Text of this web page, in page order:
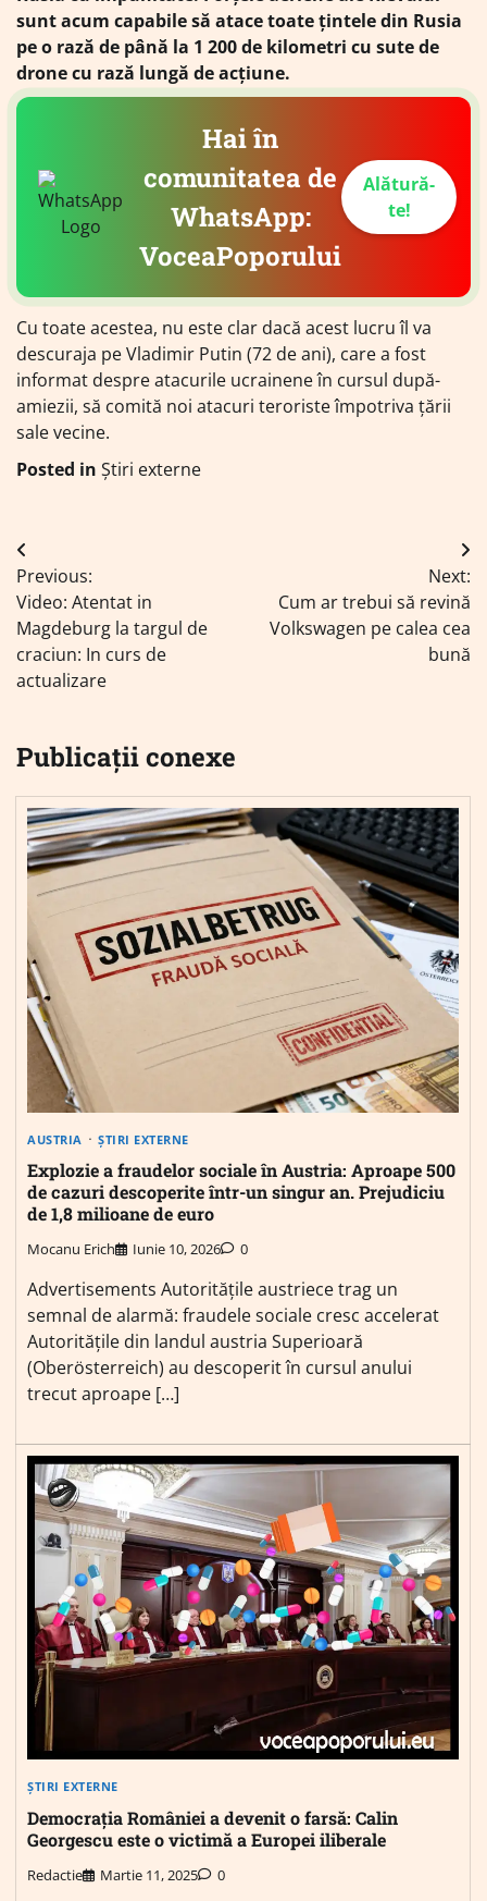
sunt acum capabile să atace toate țintele din Rusia
pe o rază de până la 1 200 de kilometri cu sute de
drone cu rază lungă de acțiune.
Hai în
comunitatea de
WhatsApp:
VoceaPoporului
Alătură-
te!
Cu toate acestea, nu este clar dacă acest lucru îl va
descuraja pe Vladimir Putin (72 de ani), care a fost
informat despre atacurile ucrainene în cursul după-
amiezii, să comită noi atacuri teroriste împotriva țării
sale vecine.
Posted in Știri externe
Navigare
în
articole
Previous:
Video: Atentat in
Magdeburg la targul de
craciun: In curs de
actualizare
Next:
Cum ar trebui să revină
Volkswagen pe calea cea
bună
Publicații conexe
AUSTRIA ȘTIRI EXTERNE
Explozie a fraudelor sociale în Austria: Aproape 500
de cazuri descoperite într-un singur an. Prejudiciu
de 1,8 milioane de euro
Mocanu Erich Iunie 10, 2026 0
Advertisements Autoritățile austriece trag un
semnal de alarmă: fraudele sociale cresc accelerat
Autoritățile din landul austria Superioară
(Oberösterreich) au descoperit în cursul anului
trecut aproape […]
ȘTIRI EXTERNE
Democrația României a devenit o farsă: Calin
Georgescu este o victimă a Europei iliberale
Redactie Martie 11, 2025 0